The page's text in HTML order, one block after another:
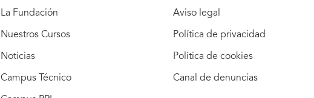
La Fundación
Nuestros Cursos
Noticias
Campus Técnico
Aviso legal
Política de privacidad
Política de cookies
Canal de denuncias